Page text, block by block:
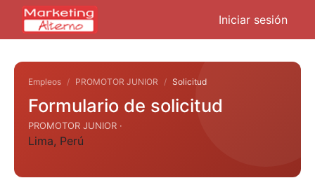
Iniciar sesión
Empleos PROMOTOR JUNIOR Solicitud
Formulario de solicitud
PROMOTOR JUNIOR ·
Lima, Perú